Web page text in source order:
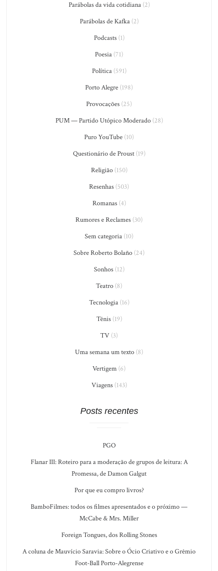
Parábolas da vida cotidiana(2)
Parábolas de Kafka(2)
Podcasts(1)
Poesia (71)
Política(591)
Porto Alegre (198)
Provocações (25)
PUM — Partido Utópico Moderado(28)
Puro YouTube (10)
Questionário de Proust(19)
Religião(150)
Resenhas (503)
Romanas(4)
Rumores e Reclames (30)
Sem categoria (10)
Sobre Roberto Bolaño (24)
Sonhos(12)
Teatro (8)
Tecnologia(16)
Tênis(19)
TV (3)
Uma semana um texto (8)
Vertigem (6)
Viagens(143)
Posts recentes
PGO
Flanar III: Roteiro para a moderação de grupos de leitura: A
Promessa, de Damon Galgut
Por que eu compro livros?
BamboFilmes: todos os filmes apresentados e o próximo —
McCabe & Mrs. Miller
Foreign Tongues, dos Rolling Stones
A coluna de Mauvício Saravia: Sobre o Ócio Criativo e o Grêmio
Foot-Ball Porto-Alegrense